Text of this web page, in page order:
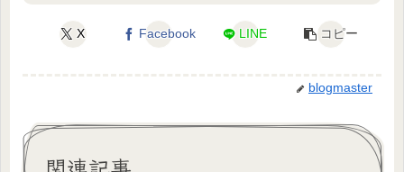
X Facebook LINE コピー
blogmaster